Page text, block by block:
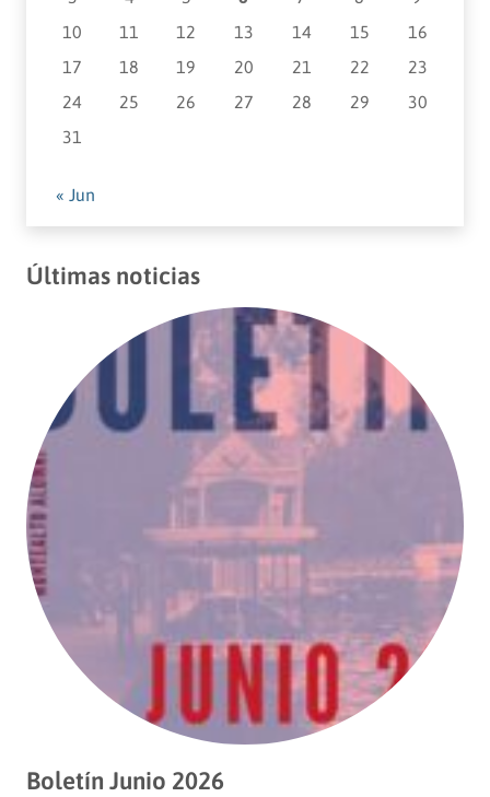
10
11 12 13 14 15
16
17
18 19 20 21 22
23
24
25 26 27 28 29
30
31
« Jun
Últimas noticias
Boletín Junio 2026